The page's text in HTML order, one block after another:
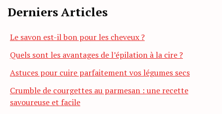
Derniers Articles
Le savon est-il bon pour les cheveux ?
Quels sont les avantages de l’épilation à la cire ?
Astuces pour cuire parfaitement vos légumes secs
Crumble de courgettes au parmesan : une recette
savoureuse et facile